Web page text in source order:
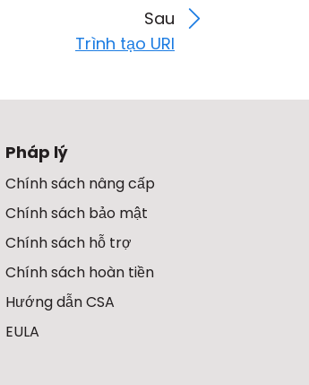
Sau
Trình tạo URI
Pháp lý
Chính sách nâng cấp
Chính sách bảo mật
Chính sách hỗ trợ
Chính sách hoàn tiền
Hướng dẫn CSA
EULA